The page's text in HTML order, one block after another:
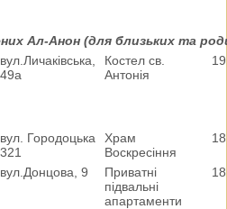
Ал-Анон (для близьких та
вул.Личаківська,
49а
Костел св.
Антонія
вул. Городоцька
321
Храм
Воскресіння
вул.Донцова, 9
Приватні
підвальні
апартаменти